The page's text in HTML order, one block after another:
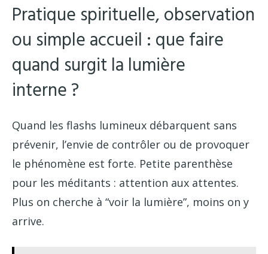
Pratique spirituelle, observation
ou simple accueil : que faire
quand surgit la lumière
interne ?
Quand les flashs lumineux débarquent sans
prévenir, l’envie de contrôler ou de provoquer
le phénomène est forte. Petite parenthèse
pour les méditants : attention aux attentes.
Plus on cherche à “voir la lumière”, moins on y
arrive.